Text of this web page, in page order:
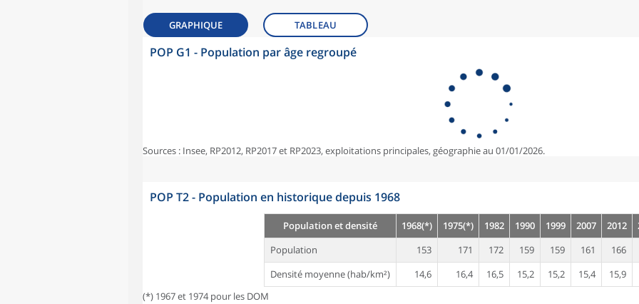
GRAPHIQUE TABLEAU
POP G1 - Population par âge regroupé
Sources : Insee, RP2012, RP2017 et RP2023, exploitations principales, géographie au 01/01/2026.
POP T2 - Population en historique depuis 1968
Population et densité 1968(*) 1975(*) 1982 1990 1999 2007 2012
Population
153 171 172 159 159 161
166
Densité moyenne (hab/km²)
14,6 16,4 16,5 15,2 15,2 15,4
15,9
(*) 1967 et 1974 pour les DOM